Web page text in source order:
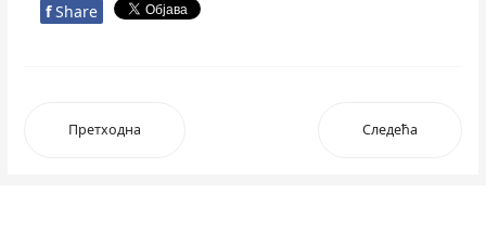
f Share
Претходна Следећа